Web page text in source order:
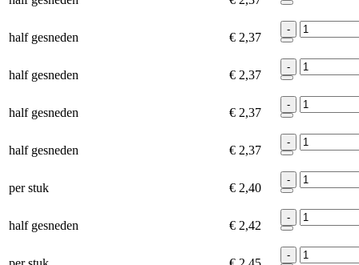
half gesneden € 2,37
-
half gesneden € 2,37
-
half gesneden € 2,37
-
half gesneden € 2,37
-
per stuk € 2,40
-
half gesneden € 2,42
-
-